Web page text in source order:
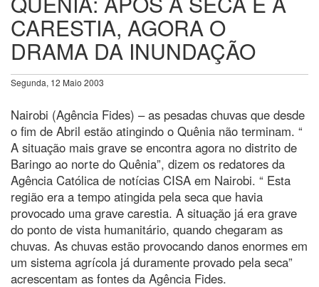
CARESTIA, AGORA O
DRAMA DA INUNDAÇÃO
Segunda, 12 Maio 2003
Nairobi (Agência Fides) – as pesadas chuvas que desde
o fim de Abril estão atingindo o Quênia não terminam. “
A situação mais grave se encontra agora no distrito de
Baringo ao norte do Quênia”, dizem os redatores da
Agência Católica de notícias CISA em Nairobi. “ Esta
região era a tempo atingida pela seca que havia
provocado uma grave carestia. A situação já era grave
do ponto de vista humanitário, quando chegaram as
chuvas. As chuvas estão provocando danos enormes em
um sistema agrícola já duramente provado pela seca”
acrescentam as fontes da Agência Fides.